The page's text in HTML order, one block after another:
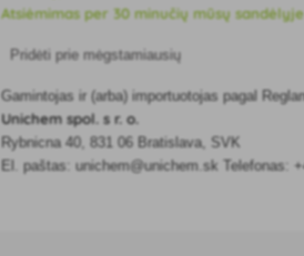
Atsiėmimas per 30 minučių mūsų
Pridėti prie mėgstamiausių
Gamintojas ir (arba) importuotojas pagal
Unichem spol. s r. o.
Rybnicna 40, 831 06 Bratislava, SVK
El. paštas: unichem@unichem.sk Telefonas: